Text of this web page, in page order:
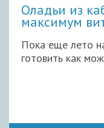
Оладьи из
максимум
Пока еще лето
готовить как